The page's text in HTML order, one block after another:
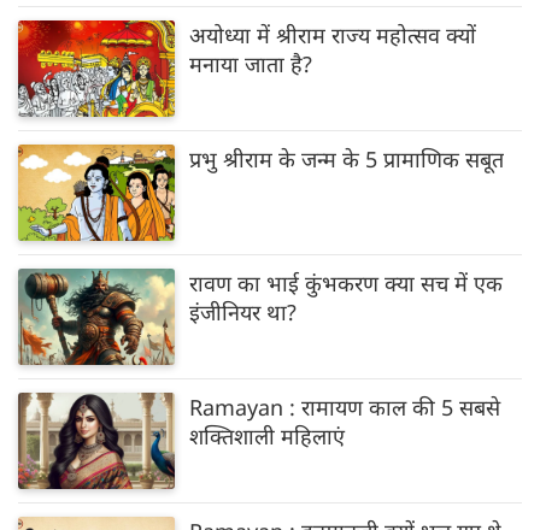
अयोध्या में श्रीराम राज्य महोत्सव क्यों
मनाया जाता है?
प्रभु श्रीराम के जन्म के 5 प्रामाणिक सबूत
रावण का भाई कुंभकरण क्या सच में एक
इंजीनियर था?
Ramayan : रामायण काल की 5 सबसे
शक्तिशाली महिलाएं